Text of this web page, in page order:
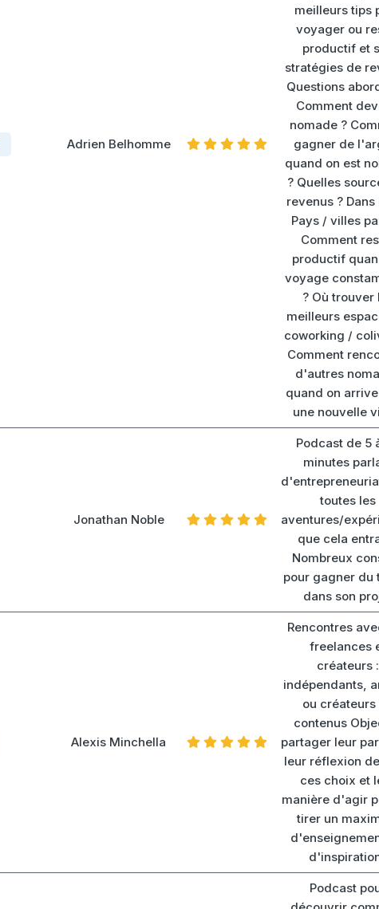
Adrien Belhomme
meilleurs tips
voyager ou
productif et
stratégies de
Questions
Comment
nomade ?
gagner de
quand on est
? Quelles
revenus ?
Pays / villes
Comment
productif
voyage
? Où trouver
meilleurs
coworking /
Comment
d'autres
quand on
une nouvelle
Jonathan Noble
Podcast de 5
minutes
toutes les
aventures/
que cela
Nombreux
pour gagner du
dans son
Alexis Minchella
Rencontres
freelances
créateurs :
indépendants,
ou créateurs
contenus
partager leur
leur réflexion
ces choix et
manière d'agir
tirer un
Podcast